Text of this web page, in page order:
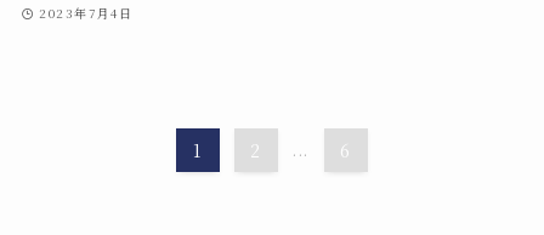
2023年7月4日
1 2 ... 6